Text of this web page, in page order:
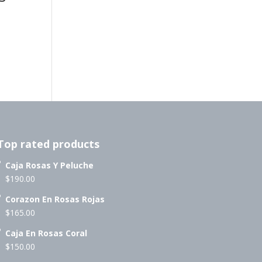
rated products
Caja Rosas Y Peluche
$190.00
Corazon En Rosas Rojas
$165.00
Caja En Rosas Coral
$150.00